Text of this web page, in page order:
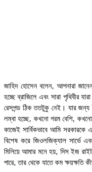
জাহিদ হোসেনবলেন, আপনারা
হচ্ছে ব্রাজিলে এবং সারা পৃথিবীর
রেসপন্ড ঠিক ততটুকু নেই। যার জন্য
লম্বা হচ্ছে, কখনো গরম বেশি, কখনো
কাজেই সার্বিকভাবে আমি
বিশেষ করে জিওলজিক্যাল সার্ভে
মিলিয়ে আমার মনে হয়, দিস ইজ
পারে, তার থেকে যাতে কম ক্ষয়ক্ষতি